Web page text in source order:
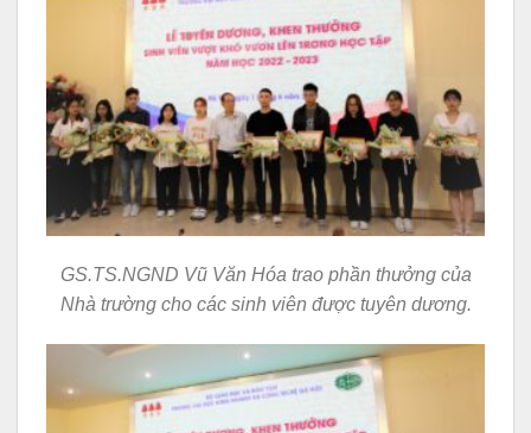
GS.TS.NGND Vũ Văn Hóa trao phần thưởng của
Nhà trường cho các sinh viên được tuyên dương.